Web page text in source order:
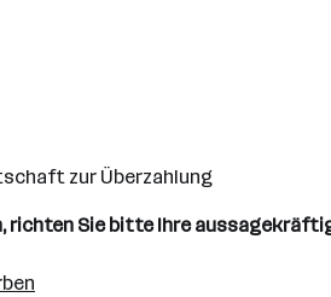
zur Überzahlung
Sie bitte Ihre